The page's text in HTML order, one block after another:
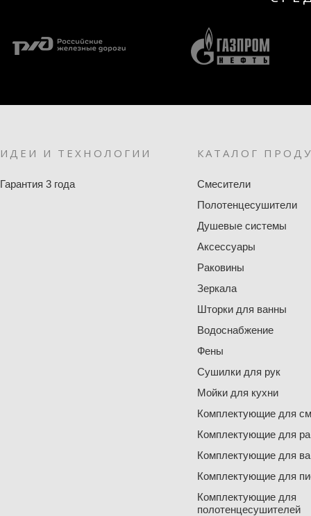
ИДЕИ И ТЕХНОЛОГИИ
Гарантия 3 года
КАТАЛОГ
Смесители
Полотенцесушители
Душевые системы
Аксессуары
Раковины
Зеркала
Шторки для ванны
Водоснабжение
Фены
Сушилки для рук
Мойки для кухни
Комплектующие для
Комплектующие для
Комплектующие для
Комплектующие для
Комплектующие для
полотенцесушителей